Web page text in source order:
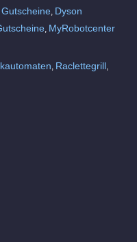
Dyson
MyRobotcenter
Raclettegrill